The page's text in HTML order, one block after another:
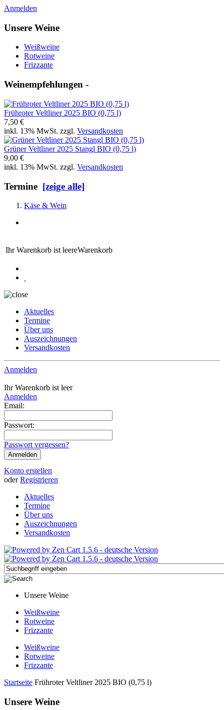
Anmelden
Unsere Weine
Weißweine
Rotweine
Frizzante
Weinempfehlungen -
Frühroter Veltliner 2025 BIO (0,75 l)
7,50 €
inkl. 13% MwSt. zzgl. Versandkosten
Grüner Veltliner 2025 Stangl BIO (0,75 l)
9,00 €
inkl. 13% MwSt. zzgl. Versandkosten
Termine [zeige alle]
Käse & Wein
Ihr Warenkorb ist leereWarenkorb
Aktuelles
Termine
Über uns
Auszeichnungen
Versandkosten
Anmelden
Ihr Warenkorb ist leer
Anmelden
Email:
Passwort:
Passwort vergessen?
Konto erstellen
oder Registrieren
Aktuelles
Termine
Über uns
Auszeichnungen
Versandkosten
Unsere Weine
Weißweine
Rotweine
Frizzante
Weißweine
Rotweine
Frizzante
Startseite Frühroter Veltliner 2025 BIO (0,75 l)
Unsere Weine